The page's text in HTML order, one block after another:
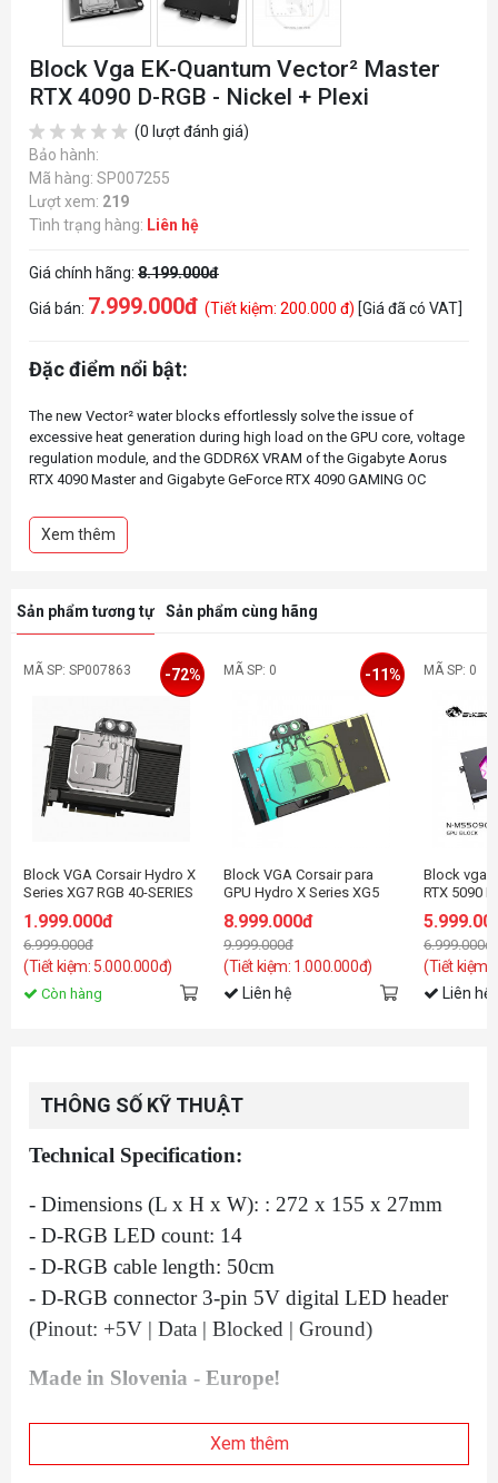
Block Vga EK-Quantum Vector² Master
RTX 4090 D-RGB - Nickel + Plexi
(0 lượt đánh giá)
Bảo hành:
Mã hàng: SP007255
Lượt xem: 219
Tình trạng hàng: Liên hệ
Giá chính hãng: 8.199.000đ
Giá bán: 7.999.000đ (Tiết kiệm: 200.000 đ) [Giá đã có VAT]
Đặc điểm nổi bật:
The new Vector² water blocks effortlessly solve the issue of
excessive heat generation during high load on the GPU core, voltage
regulation module, and the GDDR6X VRAM of the Gigabyte Aorus
RTX 4090 Master and Gigabyte GeForce RTX 4090 GAMING OC
Xem thêm
Sản phẩm tương tự Sản phẩm cùng hãng
MÃ SP: SP007863
Block VGA Corsair Hydro X
Series XG7 RGB 40-SERIES
STRIX/TUF)
1.999.000đ
6.999.000đ
(Tiết kiệm: 5.000.000đ)
-72%
Còn hàng
MÃ SP: 0
Block VGA Corsair para
GPU Hydro X Series XG5
8.999.000đ
9.999.000đ
(Tiết kiệm: 1.000.000đ)
-11%
Liên hệ
MÃ SP: 0
Block vga
RTX 5090
GeForce
6.999.000đ
(Tiết kiệm:
Liên hệ
THÔNG SỐ KỸ THUẬT
Technical Specification:
- Dimensions (L x H x W): : 272 x 155 x 27mm
- D-RGB LED count: 14
- D-RGB cable length: 50cm
- D-RGB connector 3-pin 5V digital LED header
(Pinout: +5V | Data | Blocked | Ground)
Made in Slovenia - Europe!
Xem thêm